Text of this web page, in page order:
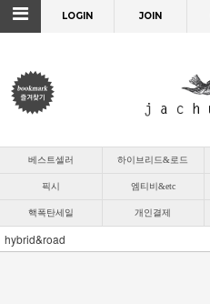
LOGIN JOIN
베스트셀러 하이브리드&로드
픽시 엠티비&etc
핵폭탄세일 개인결제
hybrid&road